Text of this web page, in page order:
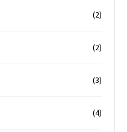
(2)
(2)
(3)
(4)